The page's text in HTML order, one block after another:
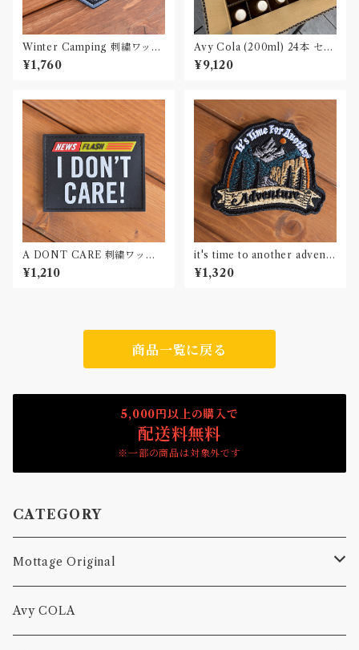
Winter Camping 刺繍ワッペ
ン Patch
¥1,760
Avy Cola (200ml) 24本 セッ
ト
¥9,120
A DONT CARE 刺繍ワッペ
ン Patch
¥1,210
it's time to another adventu
re 刺繍ワッペン Patch
¥1,320
商品一覧に戻る
5,000円以上の購入で
配送料無料
※一部の商品は対象外です
CATEGORY
Mottage Original
Tシャツ
Avy COLA